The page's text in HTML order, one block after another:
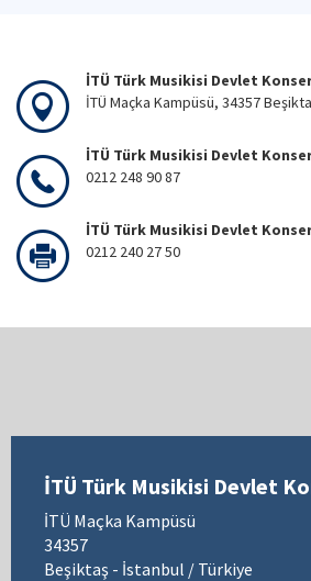
İTÜ Türk Musikisi Devlet
İTÜ Maçka Kampüsü, 34357
İTÜ Türk Musikisi Devlet
0212 248 90 87
İTÜ Türk Musikisi Devlet
0212 240 27 50
İTÜ Türk Musikisi Devlet
İTÜ Maçka Kampüsü
34357
Beşiktaş - İstanbul / Türkiye